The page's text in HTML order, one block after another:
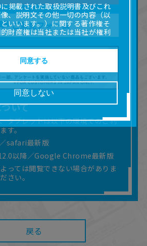
ご意見フォーム
いて
タブレットは以下の環境でのご利
す。
safari最新版
以降／Google Chrome最新版
っては閲覧できない場合がありま
さい。
戻る
掲載された取扱説明書及びこれ
、説明文その他一切の内容（以
いいます。）に関する著作権そ
財産権は当社または当社が権利
第三者に帰属します。
ビス内の意見投稿の目的での画像
ます。）を超えて使用（複製、
示、頒布、配信、販売、出版等
限りません。）することは禁止
扱説明書は、お客様が購入され
れたものと異なる場合がありま
変更などにより、取扱説明書の
変更される場合があります。
明書の正確性確保に努めており
明書の完全性を保証するもので
ない場合があります。
より利用者に何らかの損害が生じ
当社は何らの責任を負いません。
トを利用したことによって、利用
、ネットワークへの障害（コンピ
同意しない
同意する